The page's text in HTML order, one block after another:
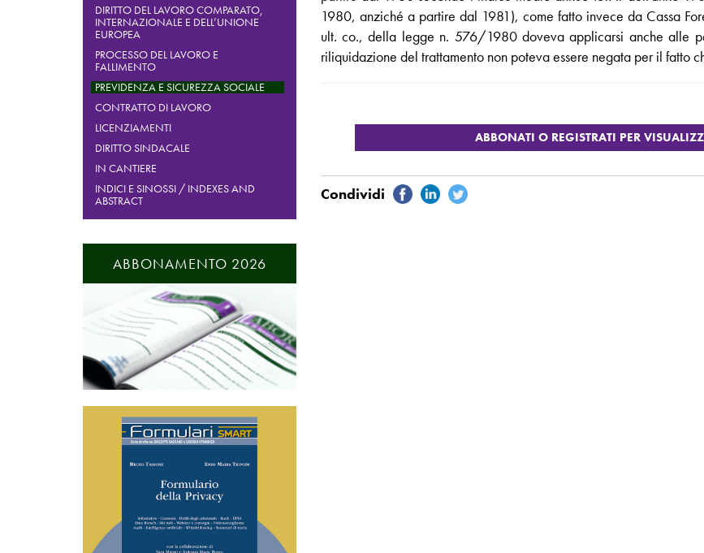
1980, anziché a partire dal 1981), come fatto invece da Cassa
ult. co., della legge n. 576/1980 doveva applicarsi anche alle
riliquidazione del trattamento non poteva essere negata per il fatto
DIRITTO DEL LAVORO COMPARATO,
INTERNAZIONALE E DELL’UNIONE
EUROPEA
PROCESSO DEL LAVORO E
FALLIMENTO
PREVIDENZA E SICUREZZA SOCIALE
CONTRATTO DI LAVORO
LICENZIAMENTI
DIRITTO SINDACALE
IN CANTIERE
INDICI E SINOSSI / INDEXES AND
ABSTRACT
ABBONAMENTO 2026